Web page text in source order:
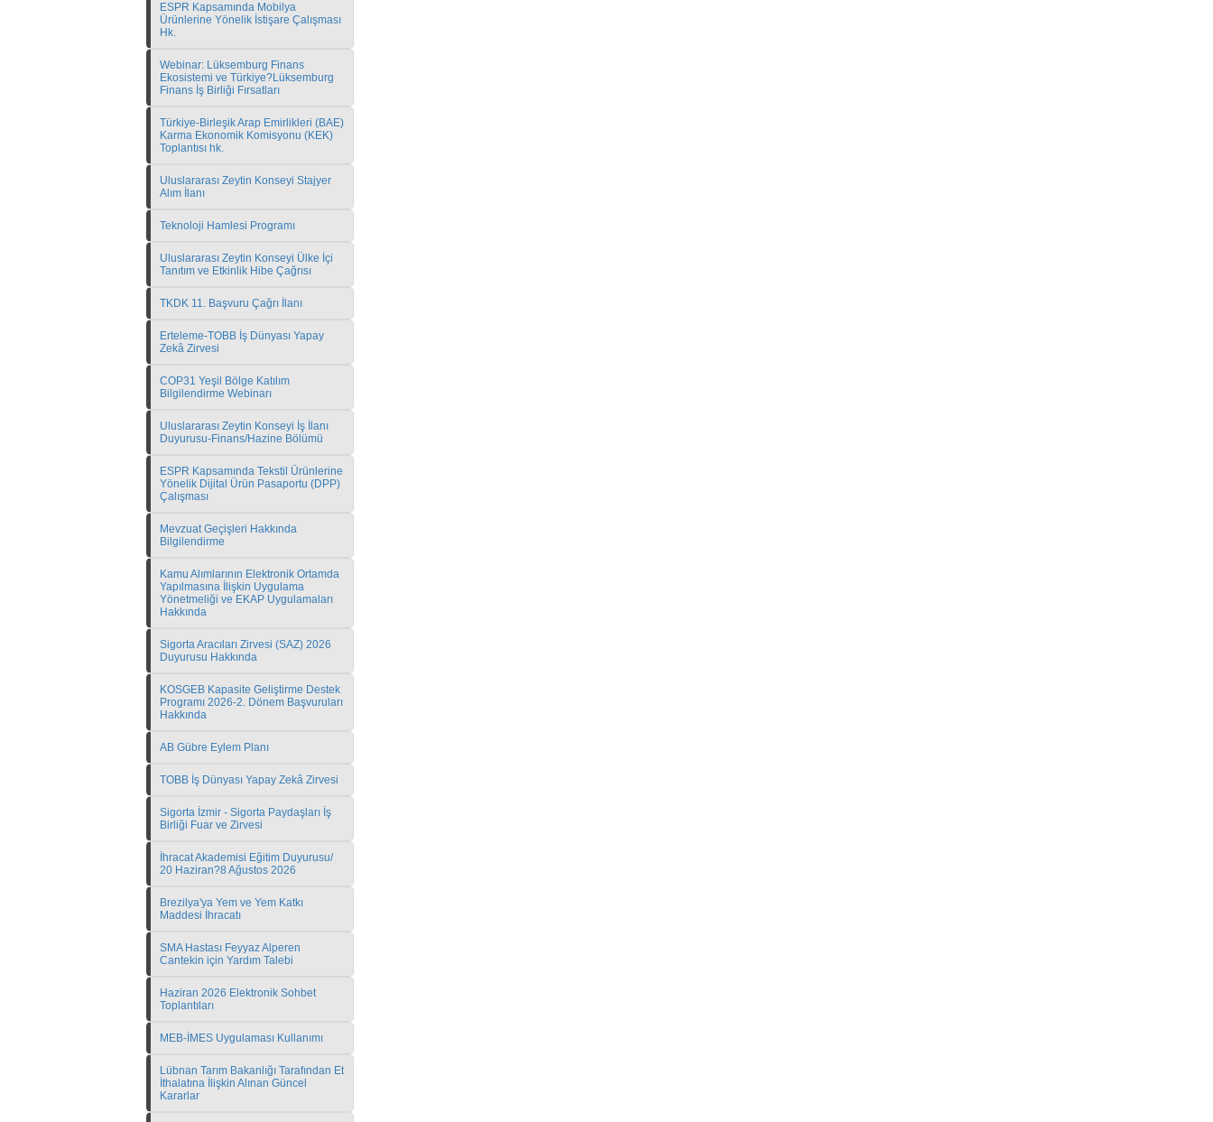
ESPR Kapsamında Mobilya
Ürünlerine Yönelik İstişare Çalışması
Hk.
Webinar: Lüksemburg Finans
Ekosistemi ve Türkiye?Lüksemburg
Finans İş Birliği Fırsatları
Türkiye-Birleşik Arap Emirlikleri (BAE)
Karma Ekonomik Komisyonu (KEK)
Toplantısı hk.
Uluslararası Zeytin Konseyi Stajyer
Alım İlanı
Teknoloji Hamlesi Programı
Uluslararası Zeytin Konseyi Ülke İçi
Tanıtım ve Etkinlik Hibe Çağrısı
TKDK 11. Başvuru Çağrı İlanı
Erteleme-TOBB İş Dünyası Yapay
Zekâ Zirvesi
COP31 Yeşil Bölge Katılım
Bilgilendirme Webinarı
Uluslararası Zeytin Konseyi İş İlanı
Duyurusu-Finans/Hazine Bölümü
ESPR Kapsamında Tekstil Ürünlerine
Yönelik Dijital Ürün Pasaportu (DPP)
Çalışması
Mevzuat Geçişleri Hakkında
Bilgilendirme
Kamu Alımlarının Elektronik Ortamda
Yapılmasına İlişkin Uygulama
Yönetmeliği ve EKAP Uygulamaları
Hakkında
Sigorta Aracıları Zirvesi (SAZ) 2026
Duyurusu Hakkında
KOSGEB Kapasite Geliştirme Destek
Programı 2026-2. Dönem Başvuruları
Hakkında
AB Gübre Eylem Planı
TOBB İş Dünyası Yapay Zekâ Zirvesi
Sigorta İzmir - Sigorta Paydaşları İş
Birliği Fuar ve Zirvesi
İhracat Akademisi Eğitim Duyurusu/
20 Haziran?8 Ağustos 2026
Brezilya'ya Yem ve Yem Katkı
Maddesi İhracatı
SMA Hastası Feyyaz Alperen
Cantekin için Yardım Talebi
Haziran 2026 Elektronik Sohbet
Toplantıları
MEB-İMES Uygulaması Kullanımı
Lübnan Tarım Bakanlığı Tarafından Et
İthalatına İlişkin Alınan Güncel
Kararlar